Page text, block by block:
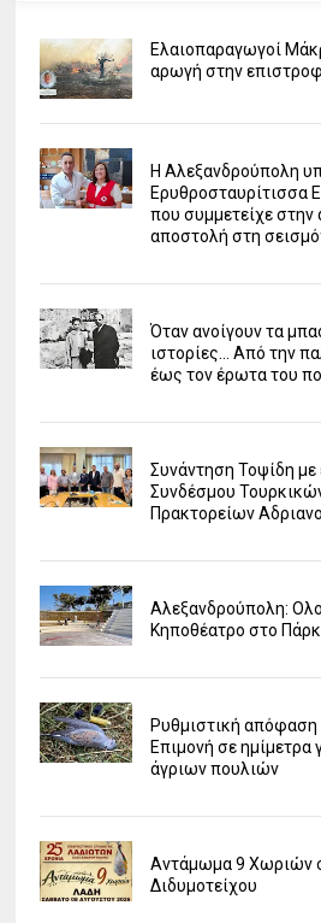
Ελαιοπαραγωγοί
αρωγή στην
Η Αλεξανδρούπολη
Ερυθροσταυρίτισσα
που συμμετείχε στην
αποστολή στη
Όταν ανοίγουν τα
ιστορίες... Από την
έως τον έρωτα του
Συνάντηση Τοψίδη
Συνδέσμου
Πρακτορείων
Αλεξανδρούπολη:
Κηποθέατρο στο
Ρυθμιστική
Επιμονή σε ημίμετρα
άγριων πουλιών
Αντάμωμα 9 Χωριών
Διδυμοτείχου